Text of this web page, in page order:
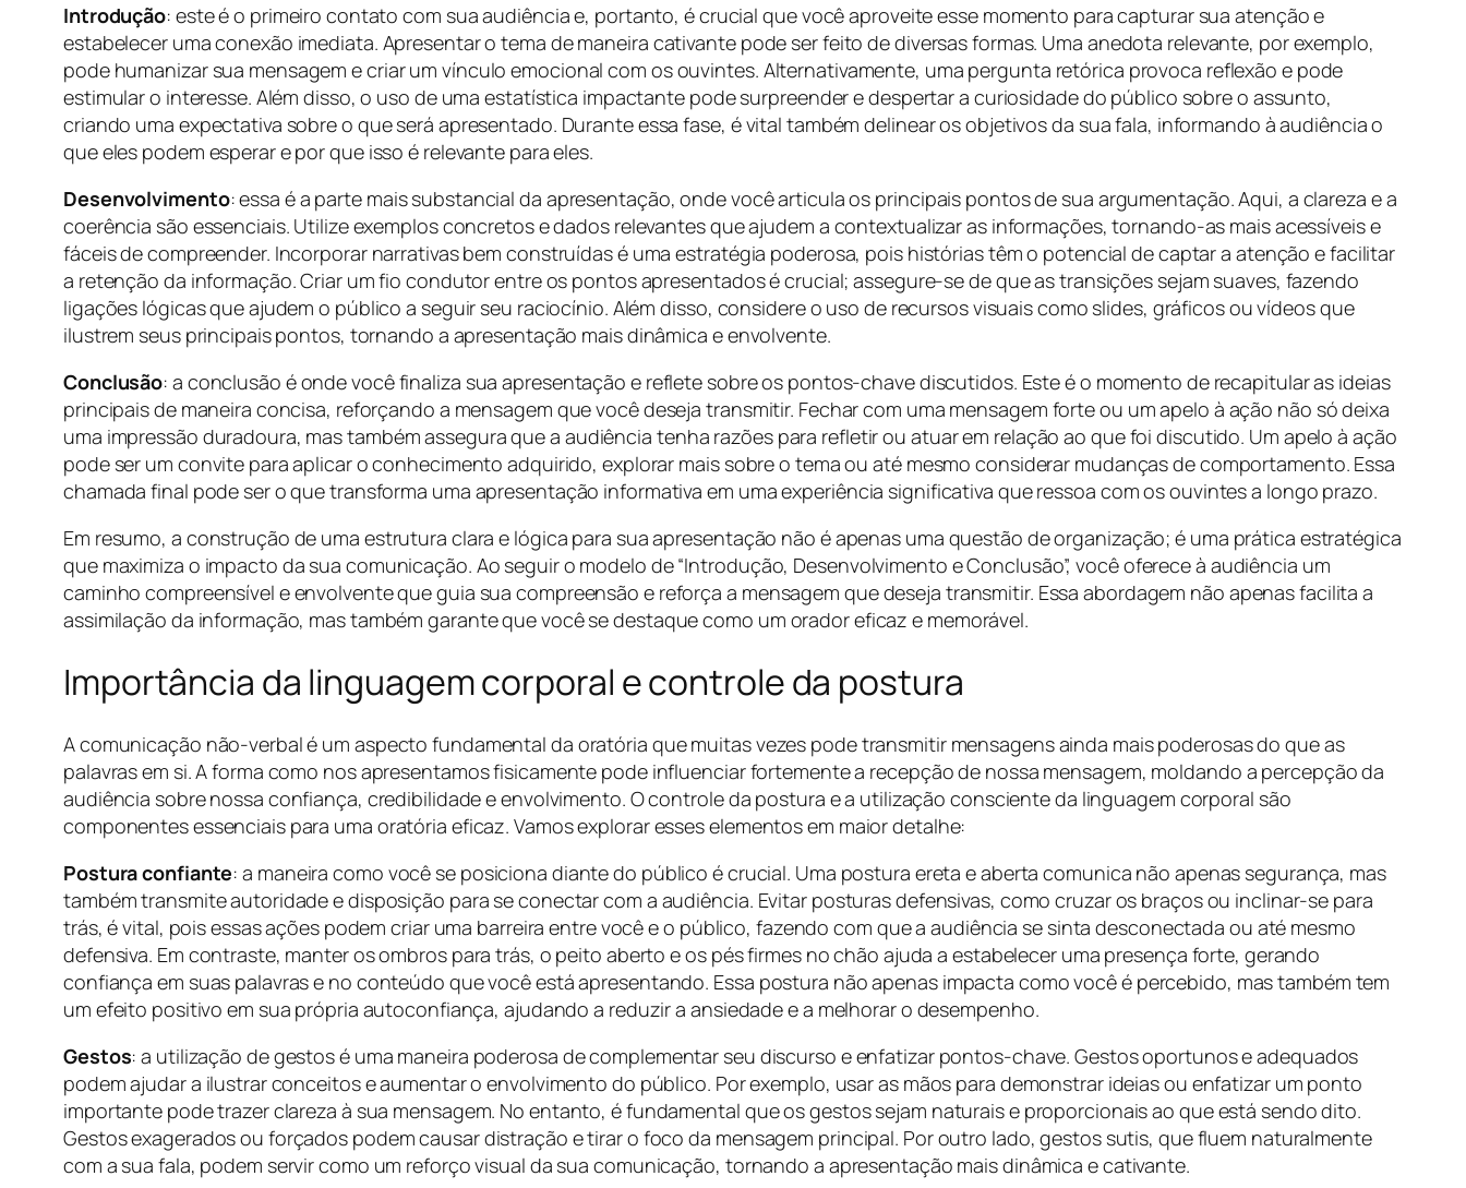
Introdução: este é o primeiro contato com sua audiência e, portanto, é crucial que você aproveite esse momento para capturar sua atenção e
estabelecer uma conexão imediata. Apresentar o tema de maneira cativante pode ser feito de diversas formas. Uma anedota relevante, por exemplo,
pode humanizar sua mensagem e criar um vínculo emocional com os ouvintes. Alternativamente, uma pergunta retórica provoca reflexão e pode
estimular o interesse. Além disso, o uso de uma estatística impactante pode surpreender e despertar a curiosidade do público sobre o assunto,
criando uma expectativa sobre o que será apresentado. Durante essa fase, é vital também delinear os objetivos da sua fala, informando à audiência o
que eles podem esperar e por que isso é relevante para eles.
Desenvolvimento: essa é a parte mais substancial da apresentação, onde você articula os principais pontos de sua argumentação. Aqui, a clareza e a
coerência são essenciais. Utilize exemplos concretos e dados relevantes que ajudem a contextualizar as informações, tornando-as mais acessíveis e
fáceis de compreender. Incorporar narrativas bem construídas é uma estratégia poderosa, pois histórias têm o potencial de captar a atenção e facilitar
a retenção da informação. Criar um fio condutor entre os pontos apresentados é crucial; assegure-se de que as transições sejam suaves, fazendo
ligações lógicas que ajudem o público a seguir seu raciocínio. Além disso, considere o uso de recursos visuais como slides, gráficos ou vídeos que
ilustrem seus principais pontos, tornando a apresentação mais dinâmica e envolvente.
Conclusão: a conclusão é onde você finaliza sua apresentação e reflete sobre os pontos-chave discutidos. Este é o momento de recapitular as ideias
principais de maneira concisa, reforçando a mensagem que você deseja transmitir. Fechar com uma mensagem forte ou um apelo à ação não só deixa
uma impressão duradoura, mas também assegura que a audiência tenha razões para refletir ou atuar em relação ao que foi discutido. Um apelo à ação
pode ser um convite para aplicar o conhecimento adquirido, explorar mais sobre o tema ou até mesmo considerar mudanças de comportamento. Essa
chamada final pode ser o que transforma uma apresentação informativa em uma experiência significativa que ressoa com os ouvintes a longo prazo.
Em resumo, a construção de uma estrutura clara e lógica para sua apresentação não é apenas uma questão de organização; é uma prática estratégica
que maximiza o impacto da sua comunicação. Ao seguir o modelo de “Introdução, Desenvolvimento e Conclusão”, você oferece à audiência um
caminho compreensível e envolvente que guia sua compreensão e reforça a mensagem que deseja transmitir. Essa abordagem não apenas facilita a
assimilação da informação, mas também garante que você se destaque como um orador eficaz e memorável.
Importância da linguagem corporal e controle da postura
A comunicação não-verbal é um aspecto fundamental da oratória que muitas vezes pode transmitir mensagens ainda mais poderosas do que as
palavras em si. A forma como nos apresentamos fisicamente pode influenciar fortemente a recepção de nossa mensagem, moldando a percepção da
audiência sobre nossa confiança, credibilidade e envolvimento. O controle da postura e a utilização consciente da linguagem corporal são
componentes essenciais para uma oratória eficaz. Vamos explorar esses elementos em maior detalhe:
Postura confiante: a maneira como você se posiciona diante do público é crucial. Uma postura ereta e aberta comunica não apenas segurança, mas
também transmite autoridade e disposição para se conectar com a audiência. Evitar posturas defensivas, como cruzar os braços ou inclinar-se para
trás, é vital, pois essas ações podem criar uma barreira entre você e o público, fazendo com que a audiência se sinta desconectada ou até mesmo
defensiva. Em contraste, manter os ombros para trás, o peito aberto e os pés firmes no chão ajuda a estabelecer uma presença forte, gerando
confiança em suas palavras e no conteúdo que você está apresentando. Essa postura não apenas impacta como você é percebido, mas também tem
um efeito positivo em sua própria autoconfiança, ajudando a reduzir a ansiedade e a melhorar o desempenho.
Gestos: a utilização de gestos é uma maneira poderosa de complementar seu discurso e enfatizar pontos-chave. Gestos oportunos e adequados
podem ajudar a ilustrar conceitos e aumentar o envolvimento do público. Por exemplo, usar as mãos para demonstrar ideias ou enfatizar um ponto
importante pode trazer clareza à sua mensagem. No entanto, é fundamental que os gestos sejam naturais e proporcionais ao que está sendo dito.
Gestos exagerados ou forçados podem causar distração e tirar o foco da mensagem principal. Por outro lado, gestos sutis, que fluem naturalmente
com a sua fala, podem servir como um reforço visual da sua comunicação, tornando a apresentação mais dinâmica e cativante.